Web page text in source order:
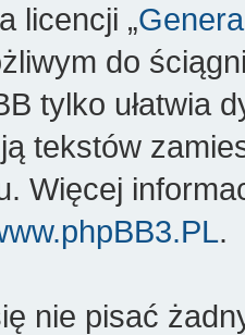
licencji „
do
tylko ułatwia
tekstów
Więcej
.
nie pisać